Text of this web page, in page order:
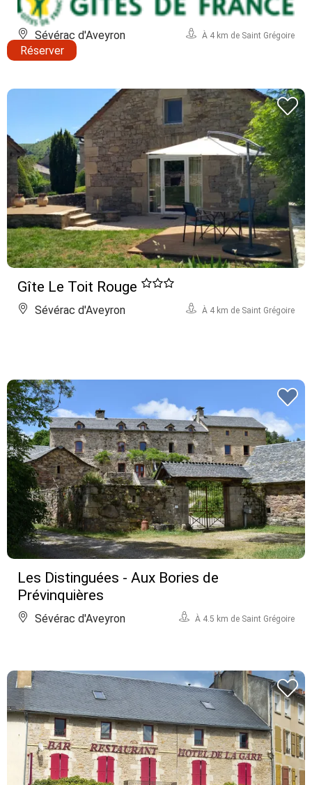
Sévérac d'Aveyron À 4 km de Saint Grégoire
Réserver
Gîte Le Toit Rouge
Sévérac d'Aveyron À 4 km de Saint Grégoire
Les Distinguées - Aux Bories de
Prévinquières
Sévérac d'Aveyron À 4.5 km de Saint Grégoire